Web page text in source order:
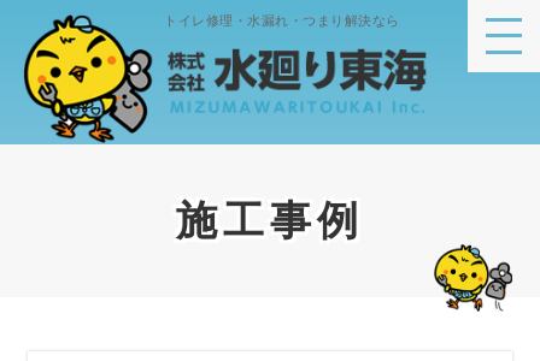
トイレ修理・水漏れ・つまり解決なら
施工事例